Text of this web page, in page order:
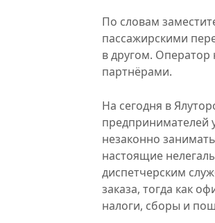
По словам
пассажирскими
в другом. Оператор
партнёрами.
На сегодня в
предпринимателей
незаконно
настоящие
диспетчерским
заказа, тогда как
налоги, сборы и